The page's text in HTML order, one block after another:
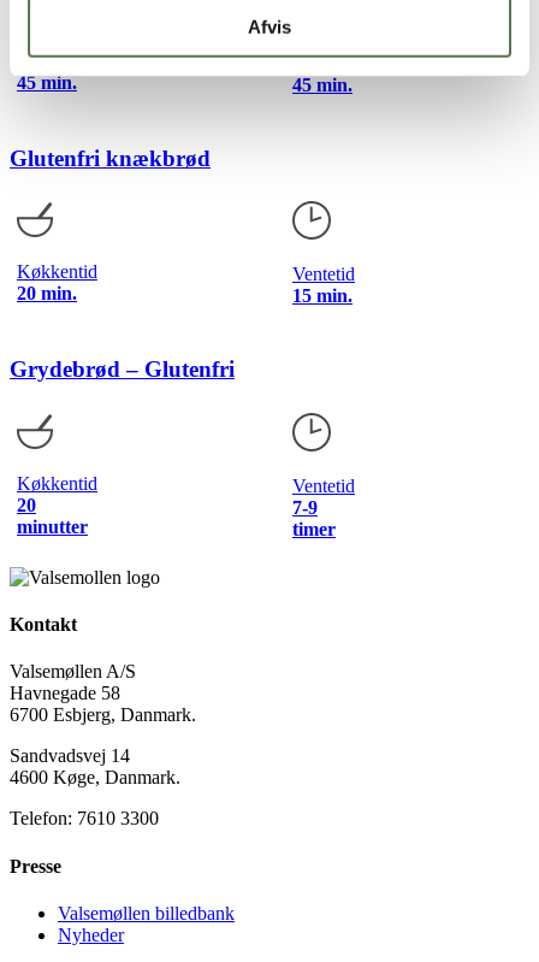
Afvis
Køkkentid
45 min.
Ventetid
45 min.
Glutenfri knækbrød
Køkkentid
20 min.
Ventetid
15 min.
Grydebrød – Glutenfri
Køkkentid
20
minutter
Ventetid
7-9
timer
Kontakt
Valsemøllen A/S
Havnegade 58
6700 Esbjerg, Danmark.
Sandvadsvej 14
4600 Køge, Danmark.
Telefon: 7610 3300
Presse
Valsemøllen billedbank
Nyheder